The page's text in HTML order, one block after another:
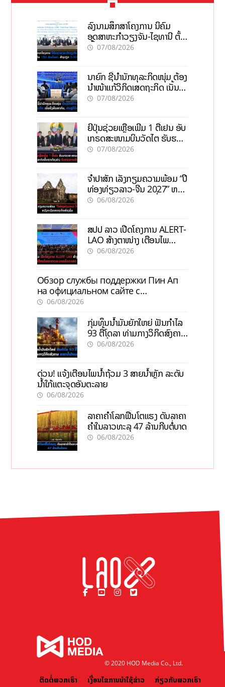
ລົງນາມສຶກສາໂຄງການ ນິຄົມ
ອຸດສາຫະກຳວຽງຈັນ-ໄຊທານີ ຕັ້ງ
ເປົ້າດຶງທຶນ 150 ລ້ານໂດລາ, ສ້າງ
07/08/2026
ນາຍົກ ຊີ້ນຳນັກທຸລະກິດໜຸ່ມ ຕ້ອງ
ນຳໜ້າແກ້ວິກິດເສດຖະກິດ ເນັ້ນດຶງ
ທຶນສາກົນ, ຫັນສູ່ດິຈິຕອນ
07/08/2026
ຍີ່ປຸ່ນຊ່ວຍເຫຼືອເພີ່ມ 1 ຕື້ເຢນ ອັບ
ເກຣດສະໜາມບິນວັດໄຕ ຮັບຮອງ
ການເຕີບໂຕ
07/08/2026
ຈຳປາສັກ ເລັ່ງກຽມຄວາມພ້ອມ “ປີ
ທ່ອງທ່ຽວລາວ-ຈີນ 2027” ຫວັງ
ກະຕຸ້ນເສດຖະກິດທ້ອງຖິ່ນ
06/08/2026
ສປປ ລາວ ເປີດໂຄງການ ALERT-
LAO ສ້າງຕາໜ່າງ ເຕືອນໄພ
ພະຍາດລະບາດທົ່ວປະເທດ
06/08/2026
Обзор службы поддержки Пин Ап
на официальном сайте с
актуальной информацией
06/08/2026
ກຸ່ມທຶນນ້ຳມັນຍັກໃຫຍ່ ຟັນກຳໄລ
93 ຕື້ໂດລາ ທ່າມກາງວິກິດສົງຄາມ
ລາຄານໍ້າມັນແພງ
06/08/2026
ດ່ວນ! ແຈ້ງເຕືອນໄພນໍ້າຖ້ວມ 3 ສາຍນໍ້າຫຼັກ ລະດັບ
ນໍ້າໃກ້ແຕະຈຸດອັນຕະລາຍ
06/08/2026
ລາຄາຄຳໂລກຟື້ນໂຕແຮງ ດັນລາຄາ
ຄຳໃນລາວທະລຸ 47 ລ້ານກີບຕໍ່ບາດ
06/08/2026
© 2020 HOD Media Co., Ltd.
ຕິດຕໍ່ພວກເຮົາ ເງື່ອນໄຂການນຳໃຊ້ຂ່າວ ກ່ຽວກັບພວກເຮົາ